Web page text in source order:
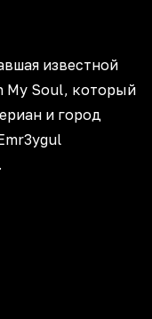
известной
My Soul, который
и город